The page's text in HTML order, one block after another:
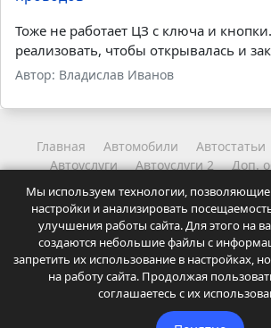
Тоже не работает ЦЗ с ключа и
реализовать, чтобы открывалась и
Автор: Владислав Иванов
Главная Автомобили Автостатьи
Автоуслуги
Автоуслуги 2
Доп.
Координаты администрации
Точки подключения и карты установок
Статьи и советы для
Посещая сайт Вы соглашаетесь с
конфиденциальностинашего
© 2009-2026
Мы используем технологии,
настройки и анализировать
улучшения работы сайта. Для этого на
создаются небольшие файлы с
запретить их использование в настройках,
на работу сайта. Продолжая
соглашаетесь с их